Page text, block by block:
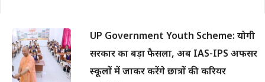
UP Government Youth Scheme: योगी
सरकार का बड़ा फैसला, अब IAS-IPS अफसर
स्कूलों में जाकर करेंगे छात्रों की करियर